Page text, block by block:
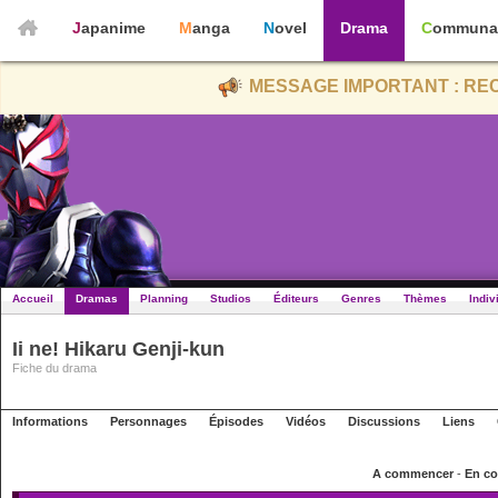
Japanime Manga Novel Drama
MESSAGE IMPORTANT :
Accueil Dramas Planning Studios Éditeurs Genres Thèmes
Ii ne! Hikaru Genji-kun
Fiche du drama
Informations Personnages Épisodes Vidéos Discussions Liens
A commencer- En